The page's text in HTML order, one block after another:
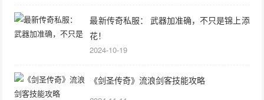
最新传奇私服： 武器加准确，不只是锦上添
花！
2024-10-19
《剑圣传奇》流浪剑客技能攻略